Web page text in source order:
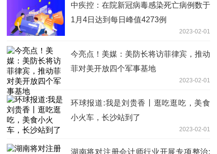
中疾控：在院新冠病毒感染死亡病例数于
1月4日达到每日峰值4273例
2023-02-01
今亮点！美媒：美防长将访菲律宾，推动
菲对美开放四个军事基地
2023-02-01
环球报道:我是刘贵香丨逛吃逛吃，美食
小火车，长沙站到了
2023-02-01
湖南将对注册会计师行业开展专项整治: